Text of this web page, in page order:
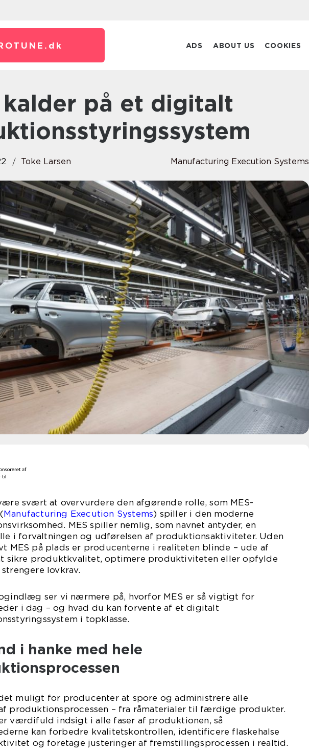
dk ADS ABOUT US COOKIES
Toke Larsen Manufacturing Execution Systems
svært at overvurdere den afgørende rolle, som MES-
Manufacturing Execution Systems) spiller i den moderne
MES spiller nemlig, som navnet antyder, en
i forvaltningen og udførelsen af produktionsaktiviteter. Uden
MES på plads er producenterne i realiteten blinde – ude af
sikre produktkvalitet, optimere produktiviteten eller opfylde
lovkrav.
ser vi nærmere på, hvorfor MES er så vigtigt for
i dag – og hvad du kan forvente af et digitalt
i topklasse.
i hanke med hele
muligt for producenter at spore og administrere alle
produktionsprocessen – fra råmaterialer til færdige produkter.
værdifuld indsigt i alle faser af produktionen, så
kan forbedre kvalitetskontrollen, identificere flaskehalse
og foretage justeringer af fremstillingsprocessen i realtid.